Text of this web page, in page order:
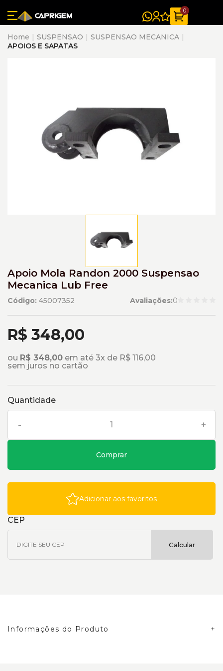
0
Home SUSPENSAO
SUSPENSAO MECANICA
APOIOS E SAPATAS
Apoio Mola Randon 2000 Suspensao
Mecanica Lub Free
Código: 45007352 Avaliações:0
R$ 348,00
ou R$ 348,00 em até 3x de R$ 116,00
sem juros no cartão
Quantidade
- +
Comprar
Adicionar aos favoritos
CEP
Calcular
Informações do Produto